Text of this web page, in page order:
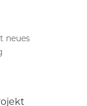
neues